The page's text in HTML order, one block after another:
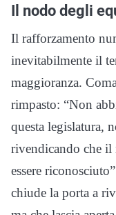
Il nodo degli
Il rafforzamento
inevitabilmente il
maggioranza.
rimpasto: “Non
questa legislatura,
rivendicando che il
essere
chiude la porta a